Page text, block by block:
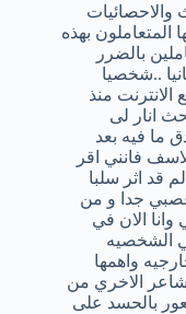
والاحصائيات
المتعاملون بهذه
بالضرر
..شخصيا
الانترنت منذ
انار لى
ما فيه بعد
فانني اقر
قد اثر سلبا
جدا و من
وانا الان في
الشخصيه
واهمها
الاخري من
بالحسد على